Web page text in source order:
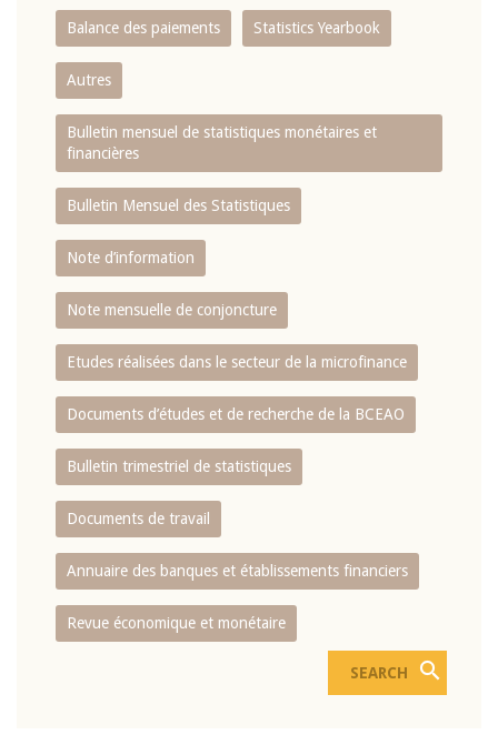
Balance des paiements Statistics Yearbook
Autres
Bulletin mensuel de statistiques monétaires et
financières
Bulletin Mensuel des Statistiques
Note d’information
Note mensuelle de conjoncture
Etudes réalisées dans le secteur de la microfinance
Documents d’études et de recherche de la BCEAO
Bulletin trimestriel de statistiques
Documents de travail
Annuaire des banques et établissements financiers
Revue économique et monétaire